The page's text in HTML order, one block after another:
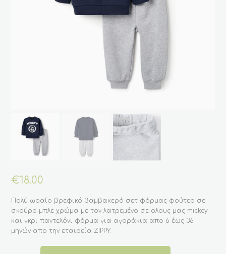
€18.00
Πολύ ωραίο βρεφικό βαμβακερό σετ φόρμας φούτερ σε
σκούρο μπλε χρώμα με τον λατρεμένο σε ολους μας mickey
και γκρι παντελόνι φόρμα για αγοράκια απο 6 έως 36
μηνών απο την εταιρεία ZIPPY.